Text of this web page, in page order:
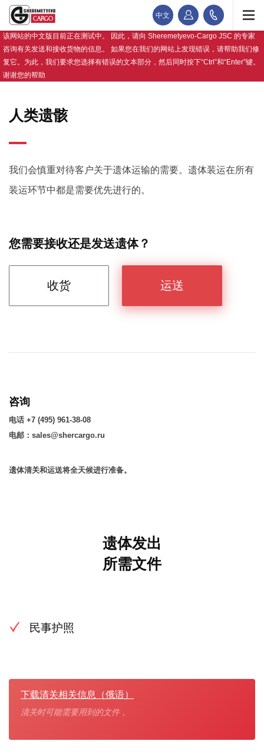
中文
该网站的中文版目前正在测试中。 因此，请向 Sheremetyevo-Cargo JSC 的专家
咨询有关发送和接收货物的信息。 如果您在我们的网站上发现错误，请帮助我们修
复它。为此，我们要求您选择有错误的文本部分，然后同时按下“Ctrl”和“Enter”键。
谢谢您的帮助
人类遗骸
我们会慎重对待客户关于遗体运输的需要。遗体装运在所有
装运环节中都是需要优先进行的。
您需要接收还是发送遗体？
收货 运送
咨询
电话 +7 (495) 961-38-08
电邮：sales@shercargo.ru
遗体清关和运送将全天候进行准备。
遗体发出
所需文件
民事护照
下载清关相关信息（俄语）
清关时可能需要用到的文件，